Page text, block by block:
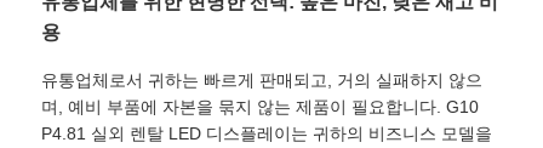
용
유통업체로서 귀하는 빠르게 판매되고, 거의 실패하지 않으
며, 예비 부품에 자본을 묶지 않는 제품이 필요합니다. G10
P4.81 실외 렌탈 LED 디스플레이는 귀하의 비즈니스 모델을